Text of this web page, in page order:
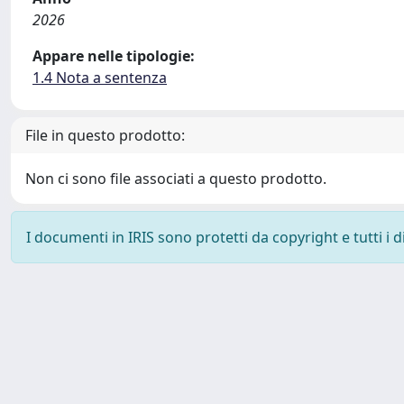
2026
Appare nelle tipologie:
1.4 Nota a sentenza
File in questo prodotto:
Non ci sono file associati a questo prodotto.
I documenti in IRIS sono protetti da copyright e tutti i